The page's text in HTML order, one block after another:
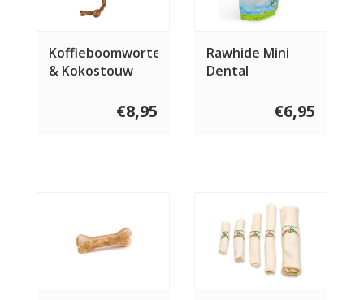
Koffieboomwortel
& Kokostouw
€8,95
Rawhide Mini
Dental
€6,95